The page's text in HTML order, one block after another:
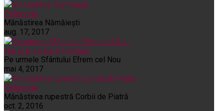
Pelerinaje
Mănăstirea Nămăiești
aug. 17, 2017
Noi și Biserica Pelerinaje
Pe urmele Sfântului Efrem cel Nou
mai 4, 2017
Pelerinaje
Mănăstirea rupestră Corbii de Piatră
oct. 2, 2016